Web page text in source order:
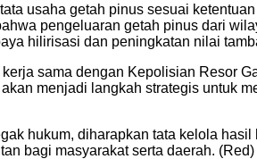
usaha getah pinus sesuai
pengeluaran getah pinus dari
hilirisasi dan peningkatan nilai
sama dengan Kepolisian Resor
menjadi langkah strategis untuk
hukum, diharapkan tata kelola
bagi masyarakat serta daerah. (Red)